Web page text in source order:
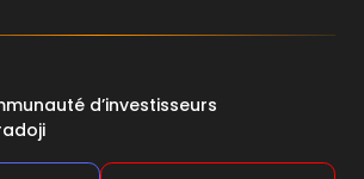
d’investisseurs